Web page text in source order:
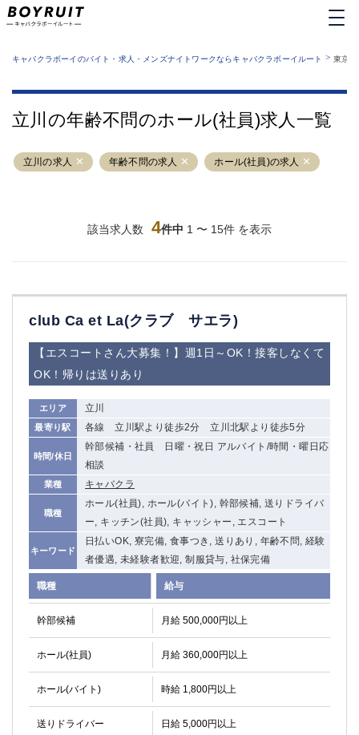
業種から探す
運営者情報
サイトマップ
キャバクラボーイのバイト・求人・メンズナイトワークならキャバクラボーイルート > 東京
立川の年齢不問のホール(社員)求人一覧
立川の求人 年齢不問の求人 ホール(社員)の求人
該当求人数 4件中 1 〜 15件 を表示
club Ca et La(クラブ サエラ)
【エスコートさん大募集！】週1日～OK！接客しなくて
OK！帰りは送りあり
エリア 立川
最寄り駅 各線 立川駅より徒歩2分 立川北駅より徒歩5分
時間/休日
幹部候補・社員 日曜・祝日 アルバイト/時間・曜日応
相談
業種 キャバクラ
職種
ホール(社員), ホール(バイト), 幹部候補, 送りドライバ
ー, キッチン(社員), キャッシャー, エスコート
キーワード
日払いOK, 寮完備, 食事つき, 送りあり, 年齢不問, 経験
者優遇, 未経験者歓迎, 制服貸与, 社保完備
職種 給与
幹部候補 月給 500,000円以上
ホール(社員) 月給 360,000円以上
ホール(バイト) 時給 1,800円以上
送りドライバー 日給 5,000円以上
六本木
池袋
吉祥寺
練馬
恵比寿
蒲田
北千住
①六本木 ②西麻布
大山
赤羽
品川
蒲田東口
立川（南口）
新宿
西葛西
中野
府中
ひばりヶ丘（北口）
学芸大学
吉祥寺（南口／公園口） 小作・羽村・福生エリア
自由が丘
吉祥寺（北口／東口）
錦糸町南口
下北沢・経堂
金町（北口）
成増駅徒歩3分の好立地！①JR埼京線「赤羽駅」から徒歩2分 ②東
三軒茶屋（南口）
①歌舞伎町 ②新宿 ③新宿三丁目 ④西
①歌舞伎町 ②新宿 ③西部新宿 ③東新宿
蒲田(西口)
清瀬（南口）
①東武練馬 ②成増・板橋 ③大山 ②池袋
池袋東口
金町
大井町